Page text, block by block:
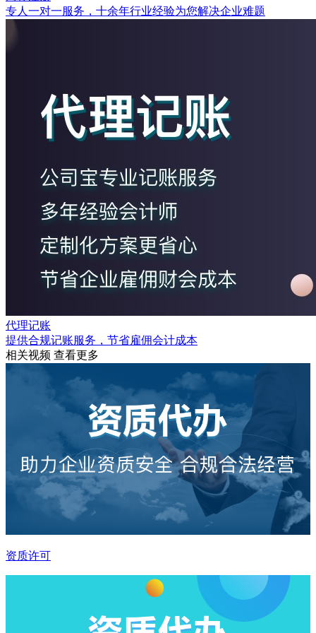
专人一对一服务，十余年行业经验为您解决企业难题
代理记账
提供合规记账服务，节省雇佣会计成本
相关视频 查看更多
资质许可